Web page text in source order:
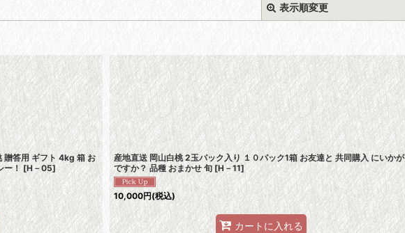
表示順変更
絞り込む
贈答用 ギフト 4kg 箱 お
ー！ [H－05]
産地直送 岡山白桃 2玉パック入り １０パック1箱 お友達と 共同購入 にいかが
ですか？ 品種 おまかせ 旬[H－11]
10,000円(税込)
カートに入れる